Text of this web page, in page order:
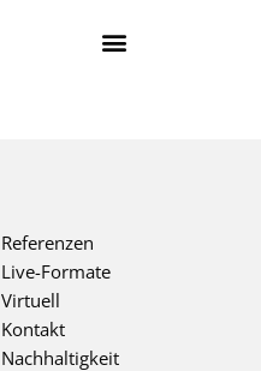
Referenzen
Live-Formate
Virtuell
Kontakt
Nachhaltigkeit